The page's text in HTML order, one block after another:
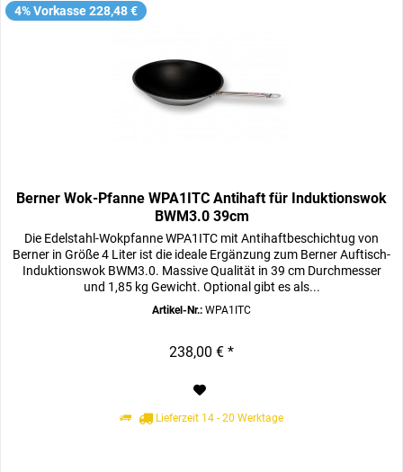
4% Vorkasse 228,48 €
Berner Wok-Pfanne WPA1ITC Antihaft für Induktionswok
BWM3.0 39cm
Die Edelstahl-Wokpfanne WPA1ITC mit Antihaftbeschichtug von
Berner in Größe 4 Liter ist die ideale Ergänzung zum Berner Auftisch-
Induktionswok BWM3.0. Massive Qualität in 39 cm Durchmesser
und 1,85 kg Gewicht. Optional gibt es als...
Artikel-Nr.: WPA1ITC
238,00 € *
Lieferzeit 14 - 20 Werktage